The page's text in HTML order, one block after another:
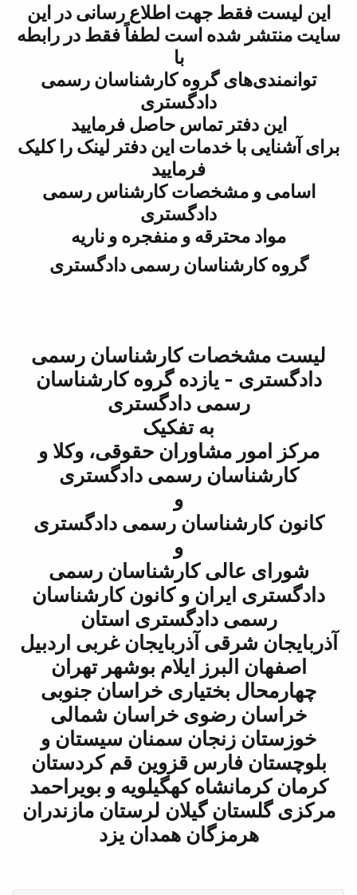
این لیست فقط جهت اطلاع رسانی در این
سایت منتشر شده است لطفاً فقط در رابطه
با
توانمندی‌های گروه کارشناسان رسمی
دادگستری
این دفتر تماس حاصل فرمایید
برای آشنایی با خدمات این دفتر لینک را کلیک
فرمایید
اسامی و مشخصات کارشناس رسمی
دادگستری
مواد محترقه و منفجره و ناریه
گروه کارشناسان رسمی دادگستری
لیست مشخصات کارشناسان رسمی
دادگستری - یازده گروه کارشناسان
رسمی دادگستری
به تفکیک
مرکز امور مشاوران حقوقی، وکلا و
کارشناسان رسمی دادگستری
و
کانون کارشناسان رسمی دادگستری
و
شورای عالی کارشناسان رسمی
دادگستری ایران و کانون کارشناسان
رسمی دادگستری استان
آذربایجان شرقی آذربایجان غربی اردبیل
اصفهان البرز ایلام بوشهر تهران
چهارمحال بختیاری خراسان جنوبی
خراسان رضوی خراسان شمالی
خوزستان زنجان سمنان سیستان و
بلوچستان فارس قزوین قم کردستان
کرمان کرمانشاه کهگیلویه و بویراحمد
مرکزی گلستان گیلان لرستان مازندران
هرمزگان همدان یزد